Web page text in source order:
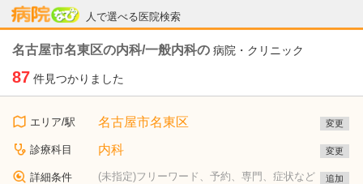
人で選べる医院検索
病院なび
名古屋市名東区の内科/一般内科の 病院・クリニック
87 件見つかりました
エリア/駅 名古屋市名東区 変更
診療科目 内科 変更
詳細条件
(未指定)フリーワード、予約、専門、症状など
追加